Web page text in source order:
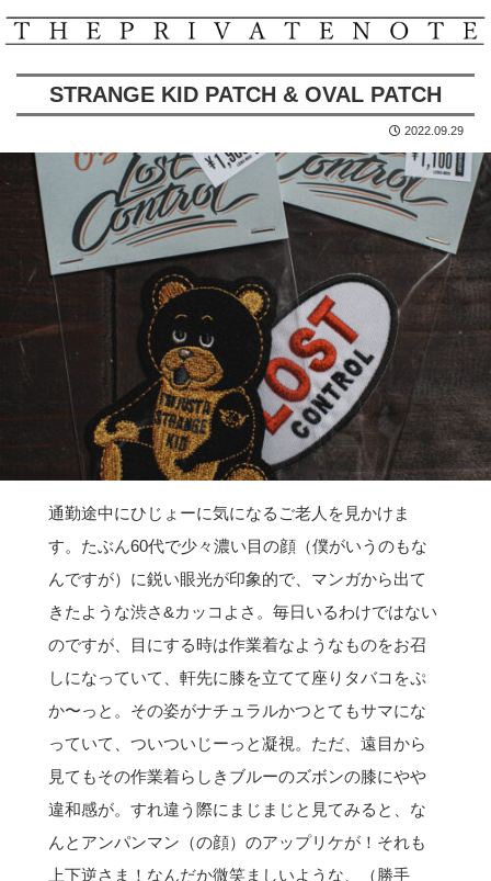
STRANGE KID PATCH & OVAL PATCH
2022.09.29
通勤途中にひじょーに気になるご老人を見かけま
す。たぶん60代で少々濃い目の顔（僕がいうのもな
んですが）に鋭い眼光が印象的で、マンガから出て
きたような渋さ&カッコよさ。毎日いるわけではない
のですが、目にする時は作業着なようなものをお召
しになっていて、軒先に膝を立てて座りタバコをぷ
か〜っと。その姿がナチュラルかつとてもサマにな
っていて、ついついじーっと凝視。ただ、遠目から
見てもその作業着らしきブルーのズボンの膝にやや
違和感が。すれ違う際にまじまじと見てみると、な
んとアンパンマン（の顔）のアップリケが！それも
上下逆さま！なんだか微笑ましいような、（勝手